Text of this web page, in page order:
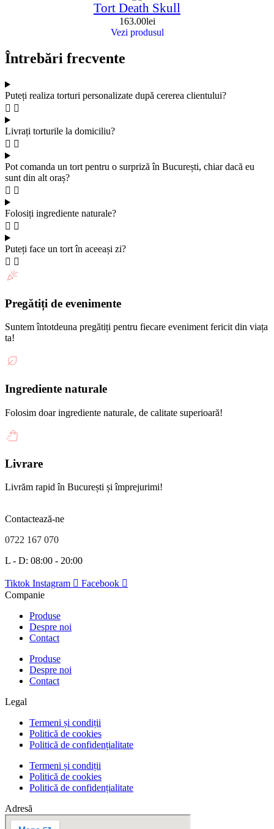
Tort Death Skull
163.00lei
Vezi produsul
Întrebări frecvente
Puteți realiza torturi personalizate după cererea clientului?
Livrați torturile la domiciliu?
Pot comanda un tort pentru o surpriză în București, chiar dacă eu
sunt din alt oraș?
Folosiți ingrediente naturale?
Puteți face un tort în aceeași zi?
Pregătiți de evenimente
Suntem întotdeuna pregătiți pentru fiecare eveniment fericit din viața
ta!
Ingrediente naturale
Folosim doar ingrediente naturale, de calitate superioară!
Livrare
Livrăm rapid în București și împrejurimi!
Contactează-ne
0722 167 070
L - D: 08:00 - 20:00
Tiktok Instagram
Facebook
Companie
Produse
Despre noi
Contact
Produse
Despre noi
Contact
Legal
Termeni și condiții
Politică de cookies
Politică de confidențialitate
Termeni și condiții
Politică de cookies
Politică de confidențialitate
Adresă